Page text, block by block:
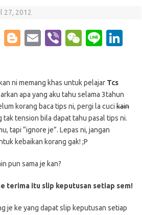
27, 2012
T
te
r
Bl
g
er
E
Vi
W
h
at
Li
dI
n
ni memang khas untuk pelajar Tcs
apa yang aku tahu selama 3tahun
korang baca tips ni, pergi la cuci kain
tak tension bila dapat tahu pasal tips ni.
tapi “ignore je”. Lepas ni, jangan
kebaikan korang gak! ;P
pun sama je kan?
terima itu slip keputusan setiap sem!
je ke yang dapat slip keputusan setiap